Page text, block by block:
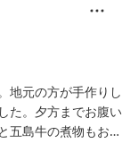
地元の方が手作りし
た。夕方までお腹い
五島牛の煮物もおい
うございました。